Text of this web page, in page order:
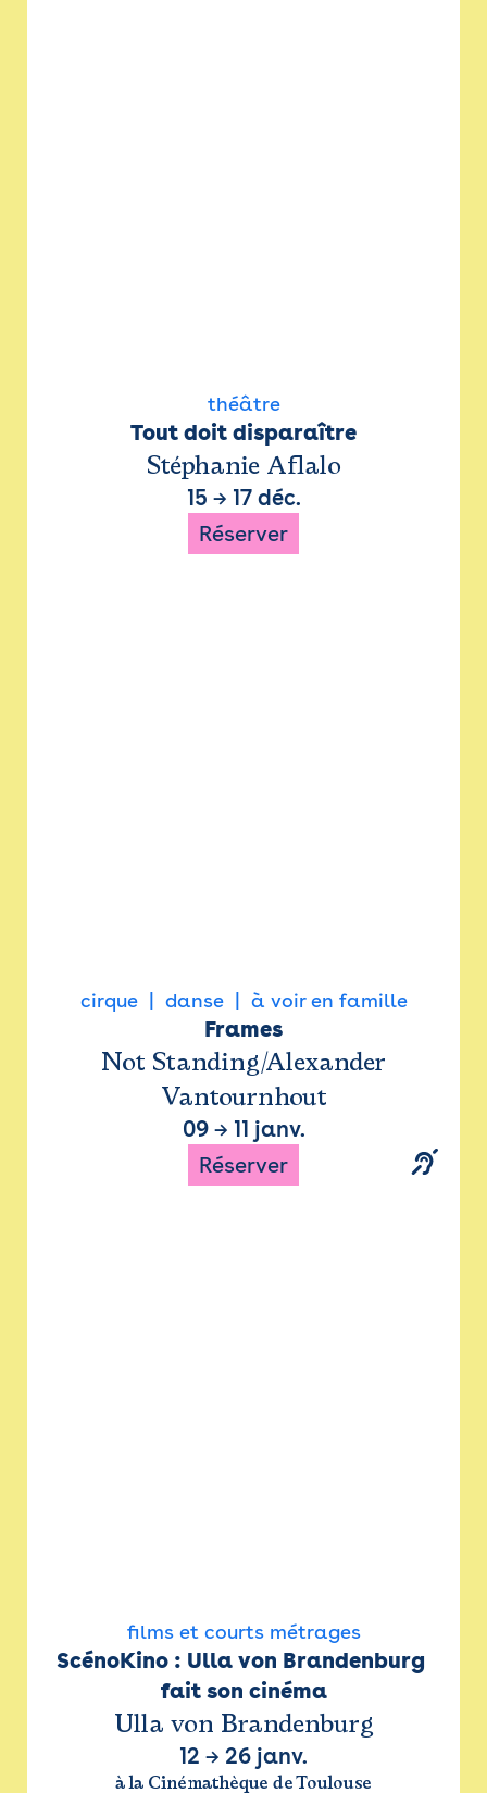
théâtre
Tout doit disparaître
Stéphanie Aflalo
15 → 17 déc.
Réserver
cirque danse à voir en famille
Frames
Not Standing/Alexander
Vantournhout
09→ 11 janv.
Réserver
films et courts métrages
ScénoKino : Ulla von Brandenburg
fait son cinéma
Ulla von Brandenburg
12 → 26 janv.
à la Cinémathèque de Toulouse